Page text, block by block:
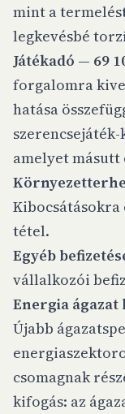
mint a
legkevésbé
Játékadó — 69
forgalomra
hatása
amelyet másutt
tétel.
Egyéb
vállalkozói
Energia ágazat
Újabb
csomagnak
kifogás: az